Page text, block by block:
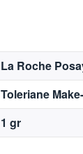
La Roche
Toleriane
1 gr